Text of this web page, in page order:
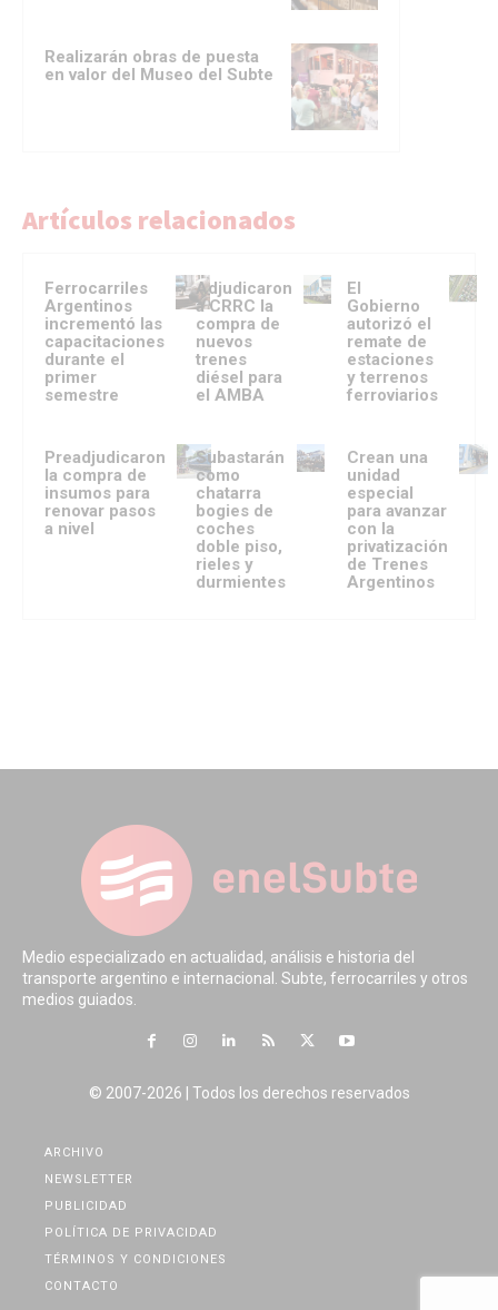
Realizarán obras de puesta
en valor del Museo del Subte
Artículos relacionados
Ferrocarriles
Argentinos
incrementó las
capacitaciones
durante el
primer
semestre
Adjudicaron
a CRRC la
compra de
nuevos
trenes
diésel para
el AMBA
El
Gobierno
autorizó el
remate de
estaciones
y terrenos
ferroviarios
Preadjudicaron
la compra de
insumos para
renovar pasos
a nivel
Subastarán
como
chatarra
bogies de
coches
doble piso,
rieles y
durmientes
Crean una
unidad
especial
para avanzar
con la
privatización
de Trenes
Argentinos
Medio especializado en actualidad, análisis e historia del
transporte argentino e internacional. Subte, ferrocarriles y otros
medios guiados.
© 2007-2026 | Todos los derechos reservados
ARCHIVO
NEWSLETTER
PUBLICIDAD
POLÍTICA DE PRIVACIDAD
TÉRMINOS Y CONDICIONES
CONTACTO